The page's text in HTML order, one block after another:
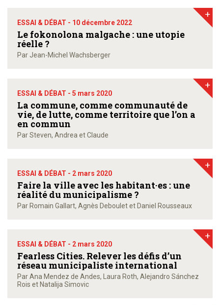
ESSAI & DÉBAT - 10 décembre 2022
Le fokonolona malgache : une utopie
réelle ?
Par Jean-Michel Wachsberger
+
ESSAI & DÉBAT - 5 mars 2020
La commune, comme communauté de
vie, de lutte, comme territoire que l’on a
en commun
Par Steven, Andrea et Claude
+
ESSAI & DÉBAT - 2 mars 2020
Faire la ville avec les habitant·es : une
réalité du municipalisme ?
Par Romain Gallart, Agnès Deboulet et Daniel Rousseaux
+
ESSAI & DÉBAT - 2 mars 2020
Fearless Cities. Relever les défis d’un
réseau municipaliste international
Par Ana Mendez de Andes, Laura Roth, Alejandro Sánchez
Rois et Natalija Simovic
+